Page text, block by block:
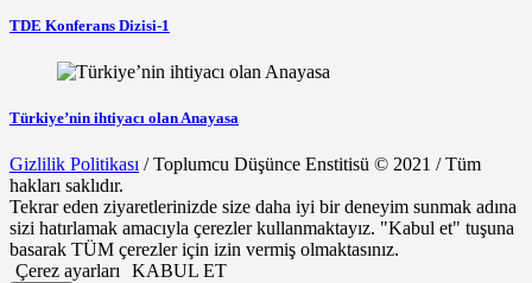
TDE Konferans Dizisi-1
Türkiye’nin ihtiyacı olan Anayasa
Gizlilik Politikası / Toplumcu Düşünce Enstitisü © 2021 / Tüm
hakları saklıdır.
Tekrar eden ziyaretlerinizde size daha iyi bir deneyim sunmak adına
sizi hatırlamak amacıyla çerezler kullanmaktayız. "Kabul et" tuşuna
basarak TÜM çerezler için izin vermiş olmaktasınız.
Çerez ayarları
KABUL ET